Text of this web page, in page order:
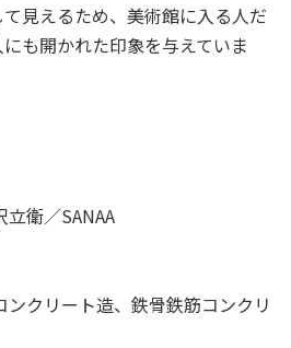
見えるため、美術館に入る人だ
も開かれた印象を与えていま
衛／SANAA
クリート造、鉄骨鉄筋コンクリ